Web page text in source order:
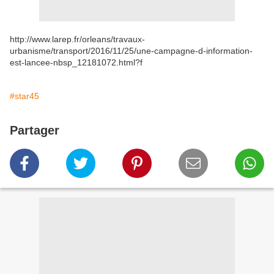
http://www.larep.fr/orleans/travaux-
urbanisme/transport/2016/11/25/une-campagne-d-information-
est-lancee-nbsp_12181072.html?f
#star45
Partager